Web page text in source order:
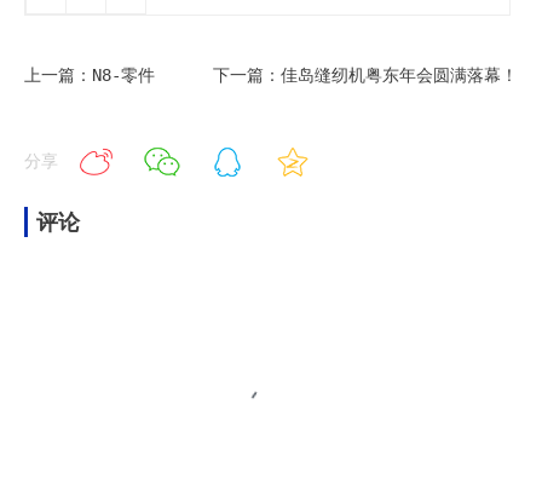
上一篇：N8-零件 下一篇：佳岛缝纫机粤东年会圆满落幕！
分享
评论